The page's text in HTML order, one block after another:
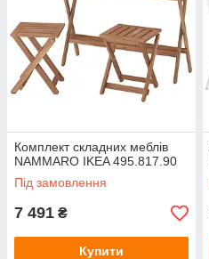
Комплект складних меблів
NAMMARO IKEA 495.817.90
Під замовлення
7 491 ₴
Купити